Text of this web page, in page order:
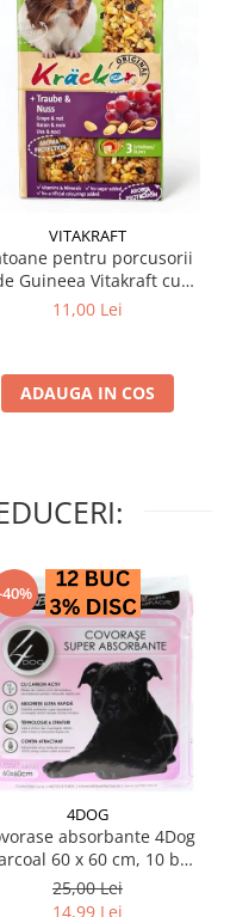
VITAKRAFT
pentru porcusorii
Guineea Vitakraft cu
struguri & nuci 2 buc
11,00 Lei
ADAUGA IN COS
4DOG
absorbante 4Dog
60 x 60 cm, 10 buc
/ pachet
25,00 Lei
14,99 Lei